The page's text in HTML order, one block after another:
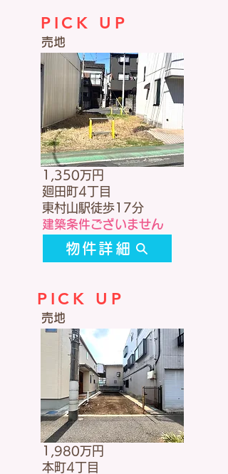
PICK UP
​売地
1,350万円
廻田町4丁目
東村山駅徒歩17分
建築条件ございません
​南側・北側道路
物件詳細
PICK UP
​売地
1,980万円
本町4丁目